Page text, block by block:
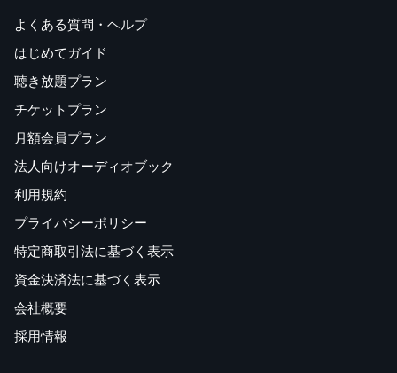
よくある質問・ヘルプ
はじめてガイド
聴き放題プラン
チケットプラン
月額会員プラン
法人向けオーディオブック
利用規約
プライバシーポリシー
特定商取引法に基づく表示
資金決済法に基づく表示
会社概要
採用情報